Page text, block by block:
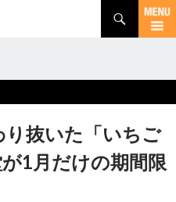
抜いた「いちご
1月だけの期間限